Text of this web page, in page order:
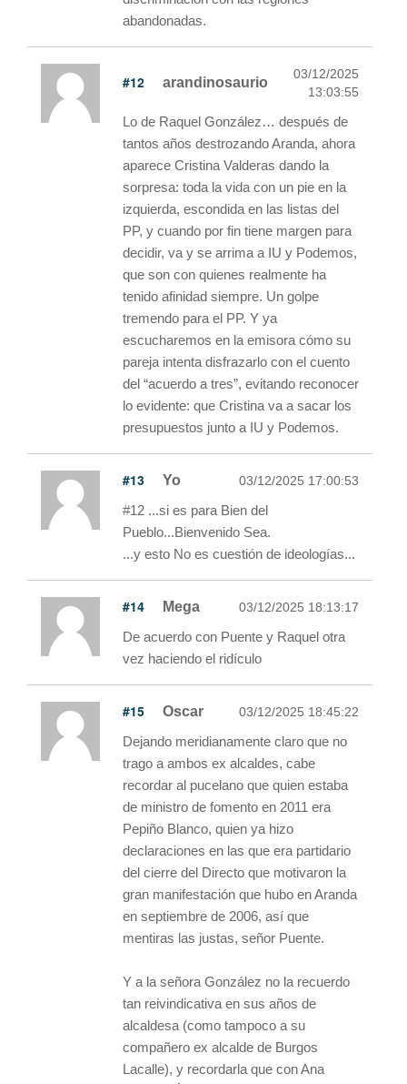
abandonadas.
#12 arandinosaurio
03/12/2025
13:03:55
Lo de Raquel González… después de
tantos años destrozando Aranda, ahora
aparece Cristina Valderas dando la
sorpresa: toda la vida con un pie en la
izquierda, escondida en las listas del
PP, y cuando por fin tiene margen para
decidir, va y se arrima a IU y Podemos,
que son con quienes realmente ha
tenido afinidad siempre. Un golpe
tremendo para el PP. Y ya
escucharemos en la emisora cómo su
pareja intenta disfrazarlo con el cuento
del “acuerdo a tres”, evitando reconocer
lo evidente: que Cristina va a sacar los
presupuestos junto a IU y Podemos.
#13 Yo 03/12/2025 17:00:53
#12 ...si es para Bien del
Pueblo...Bienvenido Sea.
...y esto No es cuestión de ideologías...
#14 Mega 03/12/2025 18:13:17
De acuerdo con Puente y Raquel otra
vez haciendo el ridículo
#15 Oscar 03/12/2025 18:45:22
Dejando meridianamente claro que no
trago a ambos ex alcaldes, cabe
recordar al pucelano que quien estaba
de ministro de fomento en 2011 era
Pepiño Blanco, quien ya hizo
declaraciones en las que era partidario
del cierre del Directo que motivaron la
gran manifestación que hubo en Aranda
en septiembre de 2006, así que
mentiras las justas, señor Puente.
Y a la señora González no la recuerdo
tan reivindicativa en sus años de
alcaldesa (como tampoco a su
compañero ex alcalde de Burgos
Lacalle), y recordarla que con Ana